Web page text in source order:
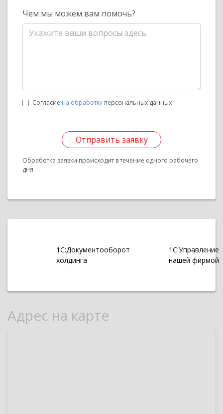
Чем мы можем вам помочь?
Согласие на обработку персональных данных
Отправить заявку
Обработка заявки происходит в течение одного рабочего
дня.
1С:Документооборот
холдинга
1С:Управление
нашей фирмой
Адрес на карте